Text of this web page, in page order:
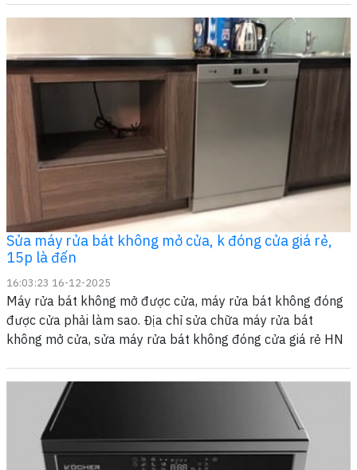
Sửa máy rửa bát không mở cửa, k đóng cửa giá rẻ,
15p là đến
16:03:23 16-12-2025
Máy rửa bát không mở được cửa, máy rửa bát không đóng
được cửa phải làm sao. Địa chỉ sửa chữa máy rửa bát
không mở cửa, sửa máy rửa bát không đóng cửa giá rẻ HN